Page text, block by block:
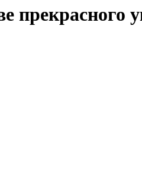
прекрасного